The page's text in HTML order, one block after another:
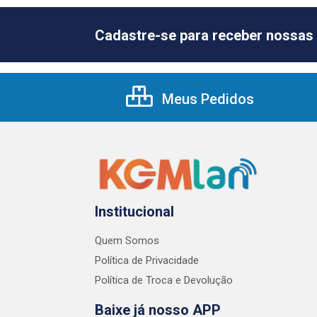
Cadastre-se para receber
Meus Pedidos
Institucional
Quem Somos
Política de Privacidade
Política de Troca e Devolução
Baixe já nosso APP